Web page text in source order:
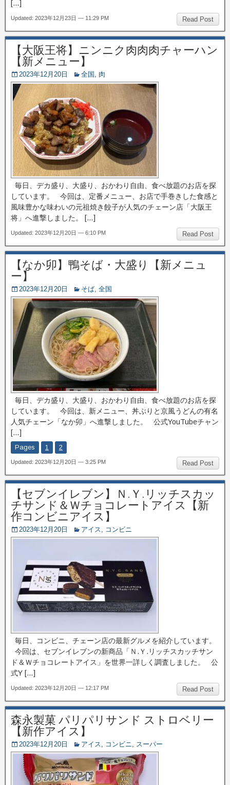
[…]
Read Post
Updated: 2023年12月23日 — 11:29 PM
【大阪王将】ニンニク肉肉肉チャーハン
【新メニュー】
2023年12月20日 全国 , 肉
毎日、デカ盛り、大盛り、おかわり自由、食べ放題のお店を探
しています。 今回は、定番メニュー、お店で手巻きした食感と
風味豊かな味わいの元祖焼き餃子が人気のチェーン店「大阪王
将」へ進撃しました。 […]
Read Post
Updated: 2023年12月20日 — 6:10 PM
【なか卯】鴨そば・大盛り【新メニュ
ー】
2023年12月20日 そば, 全国
毎日、デカ盛り、大盛り、おかわり自由、食べ放題のお店を探
しています。 今回は、新メニュー、丼ぶりと京風うどんの有名
人気チェーン「なか卯」へ進撃しました。 公式YouTubeチャン
[…]
Pages 1 2
Read Post
Updated: 2023年12月20日 — 3:25 PM
【セブンイレブン】Ｎ.Ｙ.リッチスカッ
チサンド＆Ｗチョコレートアイス【新
作コンビニアイス】
2023年12月20日 アイス, コンビニ
毎日、コンビニ、チェーン店の最新グルメを紹介しています。
今回は、セブンイレブンの新商品「Ｎ.Ｙ.リッチスカッチサン
ド＆Ｗチョコレートアイス」を世界一詳しく調査しました。 公
式Y […]
Read Post
Updated: 2023年12月20日 — 12:17 PM
森永製菓 パリパリサンド ストロベリー
【新作アイス】
2023年12月20日 アイス, コンビニ, スーパー